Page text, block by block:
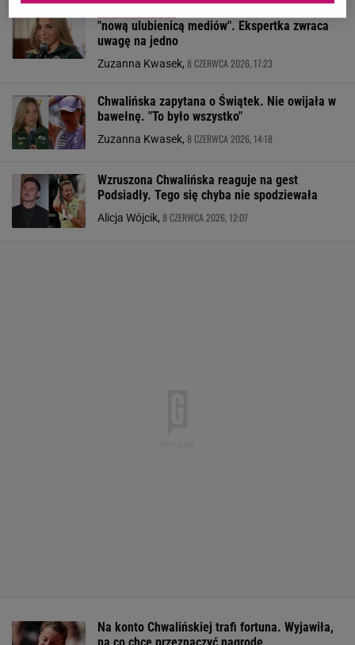
"nową ulubienicą mediów". Ekspertka zwraca
uwagę na jedno
Zuzanna Kwasek, 8 CZERWCA 2026, 17:23
Chwalińska zapytana o Świątek. Nie owijała w
bawełnę. "To było wszystko"
Zuzanna Kwasek, 8 CZERWCA 2026, 14:18
Wzruszona Chwalińska reaguje na gest
Podsiadły. Tego się chyba nie spodziewała
Alicja Wójcik, 8 CZERWCA 2026, 12:07
Na konto Chwalińskiej trafi fortuna. Wyjawiła,